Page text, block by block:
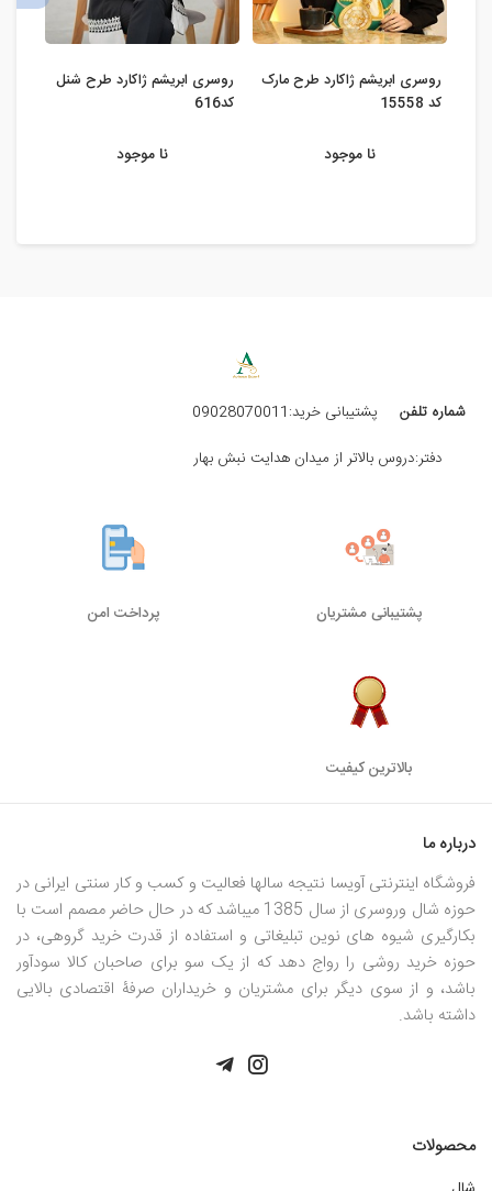
روسری ابریشم ژاکارد طرح مارک
کد 15558
نا موجود
روسری ابریشم ژاکارد طرح شنل
کد616
نا موجود
شماره تلفن
پشتیبانی خرید:09028070011
دفتر:دروس بالاتر از میدان هدایت نبش بهار
پشتیبانی مشتریان پرداخت امن
بالاترین کیفیت
درباره ما
فروشگاه اینترنتی آویسا نتیجه سالها فعالیت و کسب و کار سنتی ایرانی در
حوزه شال وروسری از سال 1385 میباشد که در حال حاضر مصمم است با
بکارگیری شیوه های نوین تبلیغاتی و استفاده از قدرت خرید گروهی، در
حوزه خرید روشی را رواج دهد که از یک سو برای صاحبان کالا سودآور
باشد، و از سوی دیگر برای مشتریان و خریداران صرفۀ اقتصادی بالایی
داشته باشد.
محصولات